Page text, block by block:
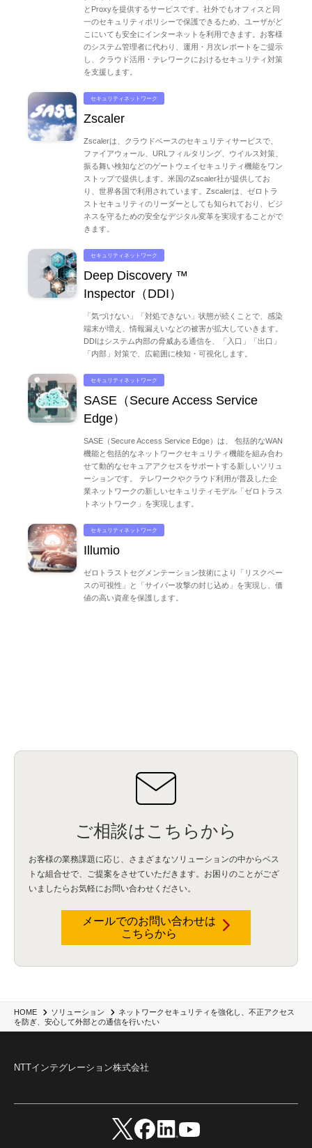
HOME ソリューション
ネットワークセキュリティを強化し、不正アクセス
を防ぎ、安心して外部との通信を行いたい
流通業・小売り サービス業
通信業・メディア
金融業
とProxyを提供するサービスです。社外でもオフィスと同
一のセキュリティポリシーで保護できるため、ユーザがど
こにいても安全にインターネットを利用できます。お客様
のシステム管理者に代わり、運用・月次レポートをご提示
し、クラウド活用・テレワークにおけるセキュリティ対策
を支援します。
セキュリティネットワーク
Zscaler
Zscalerは、クラウドベースのセキュリティサービスで、
ファイアウォール、URLフィルタリング、ウイルス対策、
振る舞い検知などのゲートウェイセキュリティ機能をワン
ストップで提供します。米国のZscaler社が提供してお
り、世界各国で利用されています。Zscalerは、ゼロトラ
ストセキュリティのリーダーとしても知られており、ビジ
ネスを守るための安全なデジタル変革を実現することがで
きます。
セキュリティネットワーク
Deep Discovery ™
Inspector（DDI）
「気づけない」「対処できない」状態が続くことで、感染
端末が増え、情報漏えいなどの被害が拡大していきます。
DDIはシステム内部の脅威ある通信を、「入口」「出口」
「内部」対策で、広範囲に検知・可視化します。
セキュリティネットワーク
SASE（Secure Access Service
Edge）
SASE（Secure Access Service Edge）は、 包括的なWAN
機能と包括的なネットワークセキュリティ機能を組み合わ
せて動的なセキュアアクセスをサポートする新しいソリュ
ーションです。 テレワークやクラウド利用が普及した企
業ネットワークの新しいセキュリティモデル「ゼロトラス
トネットワーク」を実現します。
セキュリティネットワーク
Illumio
ゼロトラストセグメンテーション技術により「リスクベー
スの可視性」と「サイバー攻撃の封じ込め」を実現し、価
値の高い資産を保護します。
ご相談はこちらから
お客様の業務課題に応じ、さまざまなソリューションの中からベス
トな組合せで、
ご提案をさせていただきます。お困りのことがござ
いましたらお気軽にお問い合わせください。
メールでのお問い合わせは
こちらから
NTTインテグレーション株式会社